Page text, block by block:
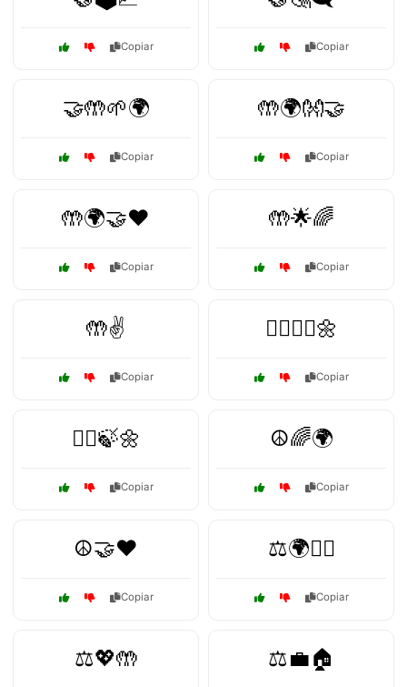
Copiar Copiar
🤝🤲🌱🌍
Copiar
🤲🌍👐🤝
Copiar
🤲🌍🤝❤️
Copiar
🤲🌟🌈
Copiar
🤲✌️
Copiar
🧘‍♀️🧘‍♂️🌼
Copiar
🧘‍♂️🍃🌼
Copiar
☮️🌈🌍
Copiar
☮️🤝❤️
Copiar
⚖️🌍🧘‍♂️
Copiar
⚖️💖🤲 ⚖️💼🏠